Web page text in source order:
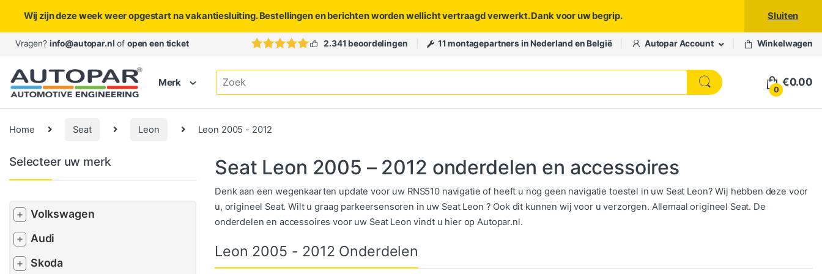
Wij zijn deze week weer opgestart na vakantiesluiting. Bestellingen en berichten worden wellicht vertraagd verwerkt. Dank voor uw begrip. Sluiten
Skip to navigation
Skip to content
Vragen? info@autopar.nl of open een ticket 2.341 beoordelingen 11 montagepartners in Nederland en België Autopar Account Winkelwagen
Merk
Search for:
0
€0.00
Home Seat Leon Leon 2005 - 2012
Seat Leon 2005 – 2012 onderdelen en accessoires
Denk aan een wegenkaarten update voor uw RNS510 navigatie of heeft u nog geen navigatie toestel in uw Seat Leon? Wij hebben deze voor
u, origineel Seat. Wilt u graag parkeersensoren in uw Seat Leon ? Ook dit kunnen wij voor u verzorgen. Allemaal origineel Seat. De
onderdelen en accessoires voor uw Seat Leon vindt u hier op Autopar.nl.
Leon 2005 - 2012 Onderdelen
Selecteer uw merk
+ Volkswagen
+ Audi
+ Skoda